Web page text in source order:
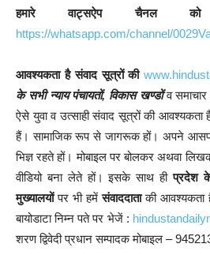
हमारे वाट्सऐप चैनल
https://whatsapp.com/channel/
आवश्यकता है संवाद सूत्रों की
के सभी न्याय पंचायतों, विकास खण्डों व
ऐसे युवा व उत्साही संवाद सूत्रों की आवश्यकता
हैं। सामाजिक रूप से जागरूक हों। अपने
भिज्ञ रहते हों। मोबाइल पर बोलकर अथवा
वीडियो बना लेते हों। इसके साथ हीप्रदेश
मुख्यालयोंपर भी हमेंसंवाददाताकी आवश्यकता
बायोडाटा निम्न पते पर भेजें :
शरण द्विवेदी प्रधान सम्पादक मोबाइल –